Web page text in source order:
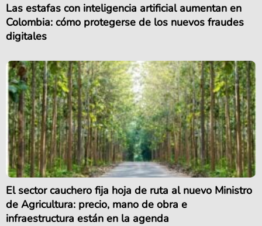
Las estafas con inteligencia artificial aumentan en
Colombia: cómo protegerse de los nuevos fraudes
digitales
El sector cauchero fija hoja de ruta al nuevo Ministro
de Agricultura: precio, mano de obra e
infraestructura están en la agenda